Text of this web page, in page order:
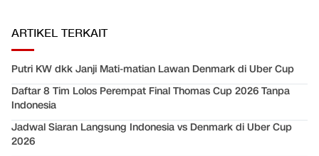
ARTIKEL TERKAIT
Putri KW dkk Janji Mati-matian Lawan Denmark di Uber Cup
Daftar 8 Tim Lolos Perempat Final Thomas Cup 2026 Tanpa
Indonesia
Jadwal Siaran Langsung Indonesia vs Denmark di Uber Cup
2026